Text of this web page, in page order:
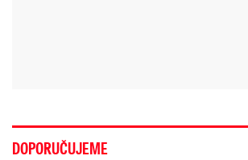
DOPORUČUJEME